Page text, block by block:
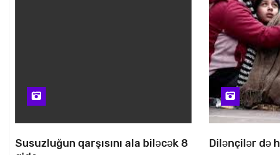
Susuzluğun qarşısını ala biləcək 8
Dilənçilər də